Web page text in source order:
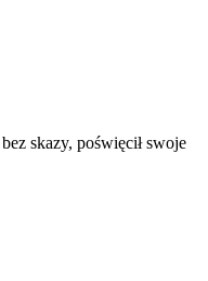
skazy, poświęcił swoje